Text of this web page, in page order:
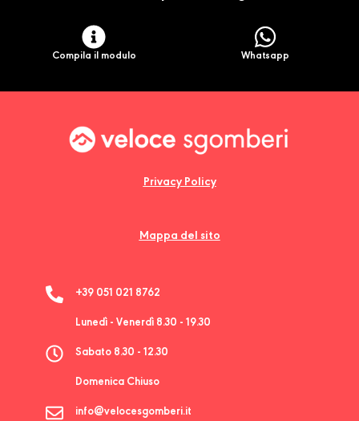
Compila il modulo Whatsapp
Privacy Policy
Mappa del sito
+39 051 021 8762
Lunedì - Venerdì 8.30 - 19.30
Sabato 8.30 - 12.30
Domenica Chiuso
info@velocesgomberi.it